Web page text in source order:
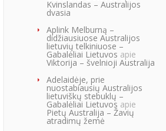
Kvinslandas – Australijos
dvasia
Aplink Melburną –
didžiausiuose Australijos
lietuvių telkiniuose –
Gabalėliai Lietuvos apie
Viktorija – švelnioji Australija
Adelaidėje, prie
nuostabiausių Australijos
lietuviškų stebuklų –
Gabalėliai Lietuvos apie
Pietų Australija – Žavių
atradimų žemė